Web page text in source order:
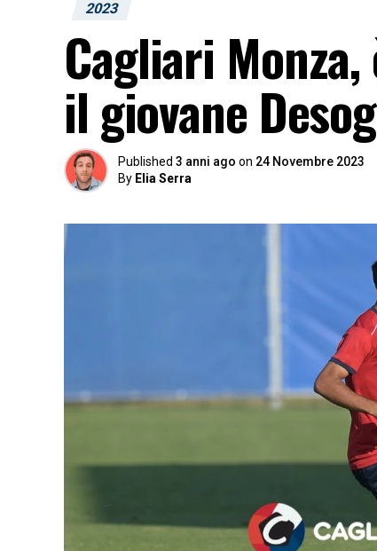
2023
Cagliari
il giovane
Published 3 anni ago on 24 Novembre 2023
By Elia Serra